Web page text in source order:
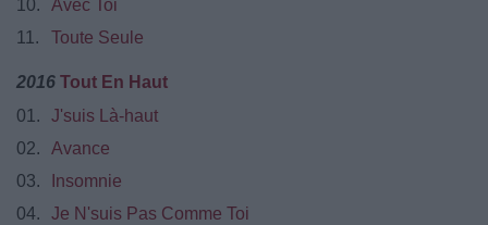
10.
Avec Toi
11.
Toute Seule
2016 Tout En Haut
01.
J'suis Là-haut
02.
Avance
03.
Insomnie
04.
Je N'suis Pas Comme Toi